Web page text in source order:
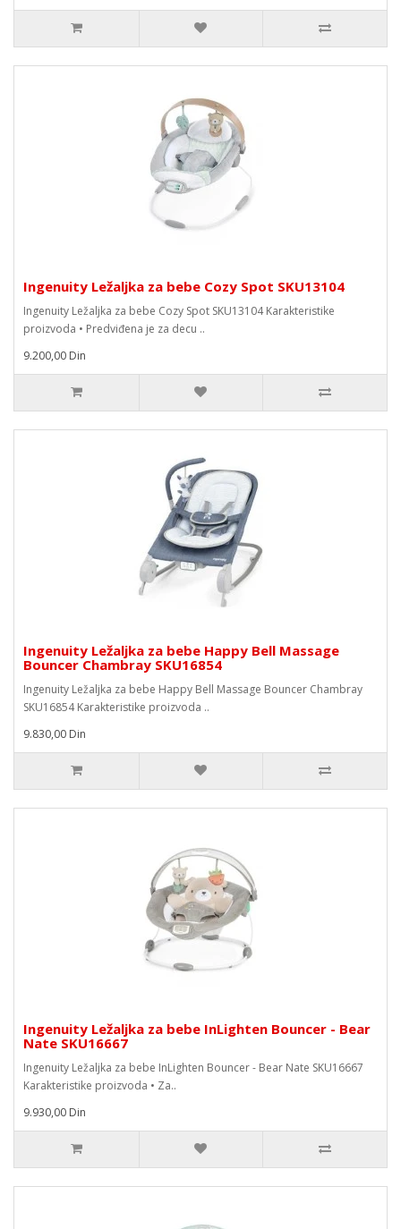
Ingenuity Ležaljka za bebe Cozy Spot SKU13104
Ingenuity Ležaljka za bebe Cozy Spot SKU13104 Karakteristike
proizvoda • Predviđena je za decu ..
9.200,00 Din
Ingenuity Ležaljka za bebe Happy Bell Massage
Bouncer Chambray SKU16854
Ingenuity Ležaljka za bebe Happy Bell Massage Bouncer Chambray
SKU16854 Karakteristike proizvoda ..
9.830,00 Din
Ingenuity Ležaljka za bebe InLighten Bouncer - Bear
Nate SKU16667
Ingenuity Ležaljka za bebe InLighten Bouncer - Bear Nate SKU16667
Karakteristike proizvoda • Za..
9.930,00 Din